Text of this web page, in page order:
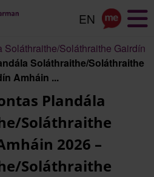
an
príomhábhar
Soláthraithe/Soláthraithe Gairdín
Soláthraithe/Soláthraithe
Amháin ...
Plandála
Soláthraithe
2026 –
Soláthraithe